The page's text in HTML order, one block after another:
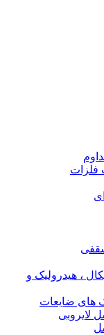
فلزات
، هیدرولیک و
های ضایعات
لایروبی